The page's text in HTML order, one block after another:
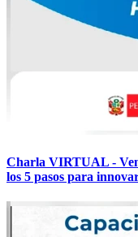
Charla VIRTUAL -
los 5 pasos para